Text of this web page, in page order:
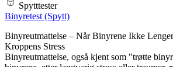
Spytttester
Binyretest (Spytt)
Binyreutmattelse – Når Binyrene Ikke
Kroppens Stress
Binyreutmattelse, også kjent som "trøtte